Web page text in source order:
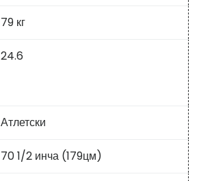
79 кг
24.6
Атлетски
70 1/2 инча (179цм)